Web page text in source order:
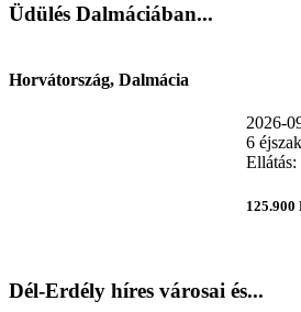
Üdülés Dalmáciában...
Horvátország, Dalmácia
2026-
6
Ellátás:
125.900
Dél-Erdély híres városai és...